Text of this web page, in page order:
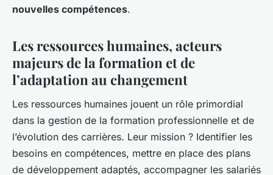
nouvelles compétences.
Les ressources humaines, acteurs
majeurs de la formation et de
l’adaptation au changement
Les ressources humaines jouent un rôle primordial
dans la gestion de la formation professionnelle et de
l’évolution des carrières. Leur mission ? Identifier les
besoins en compétences, mettre en place des plans
de développement adaptés, accompagner les salariés